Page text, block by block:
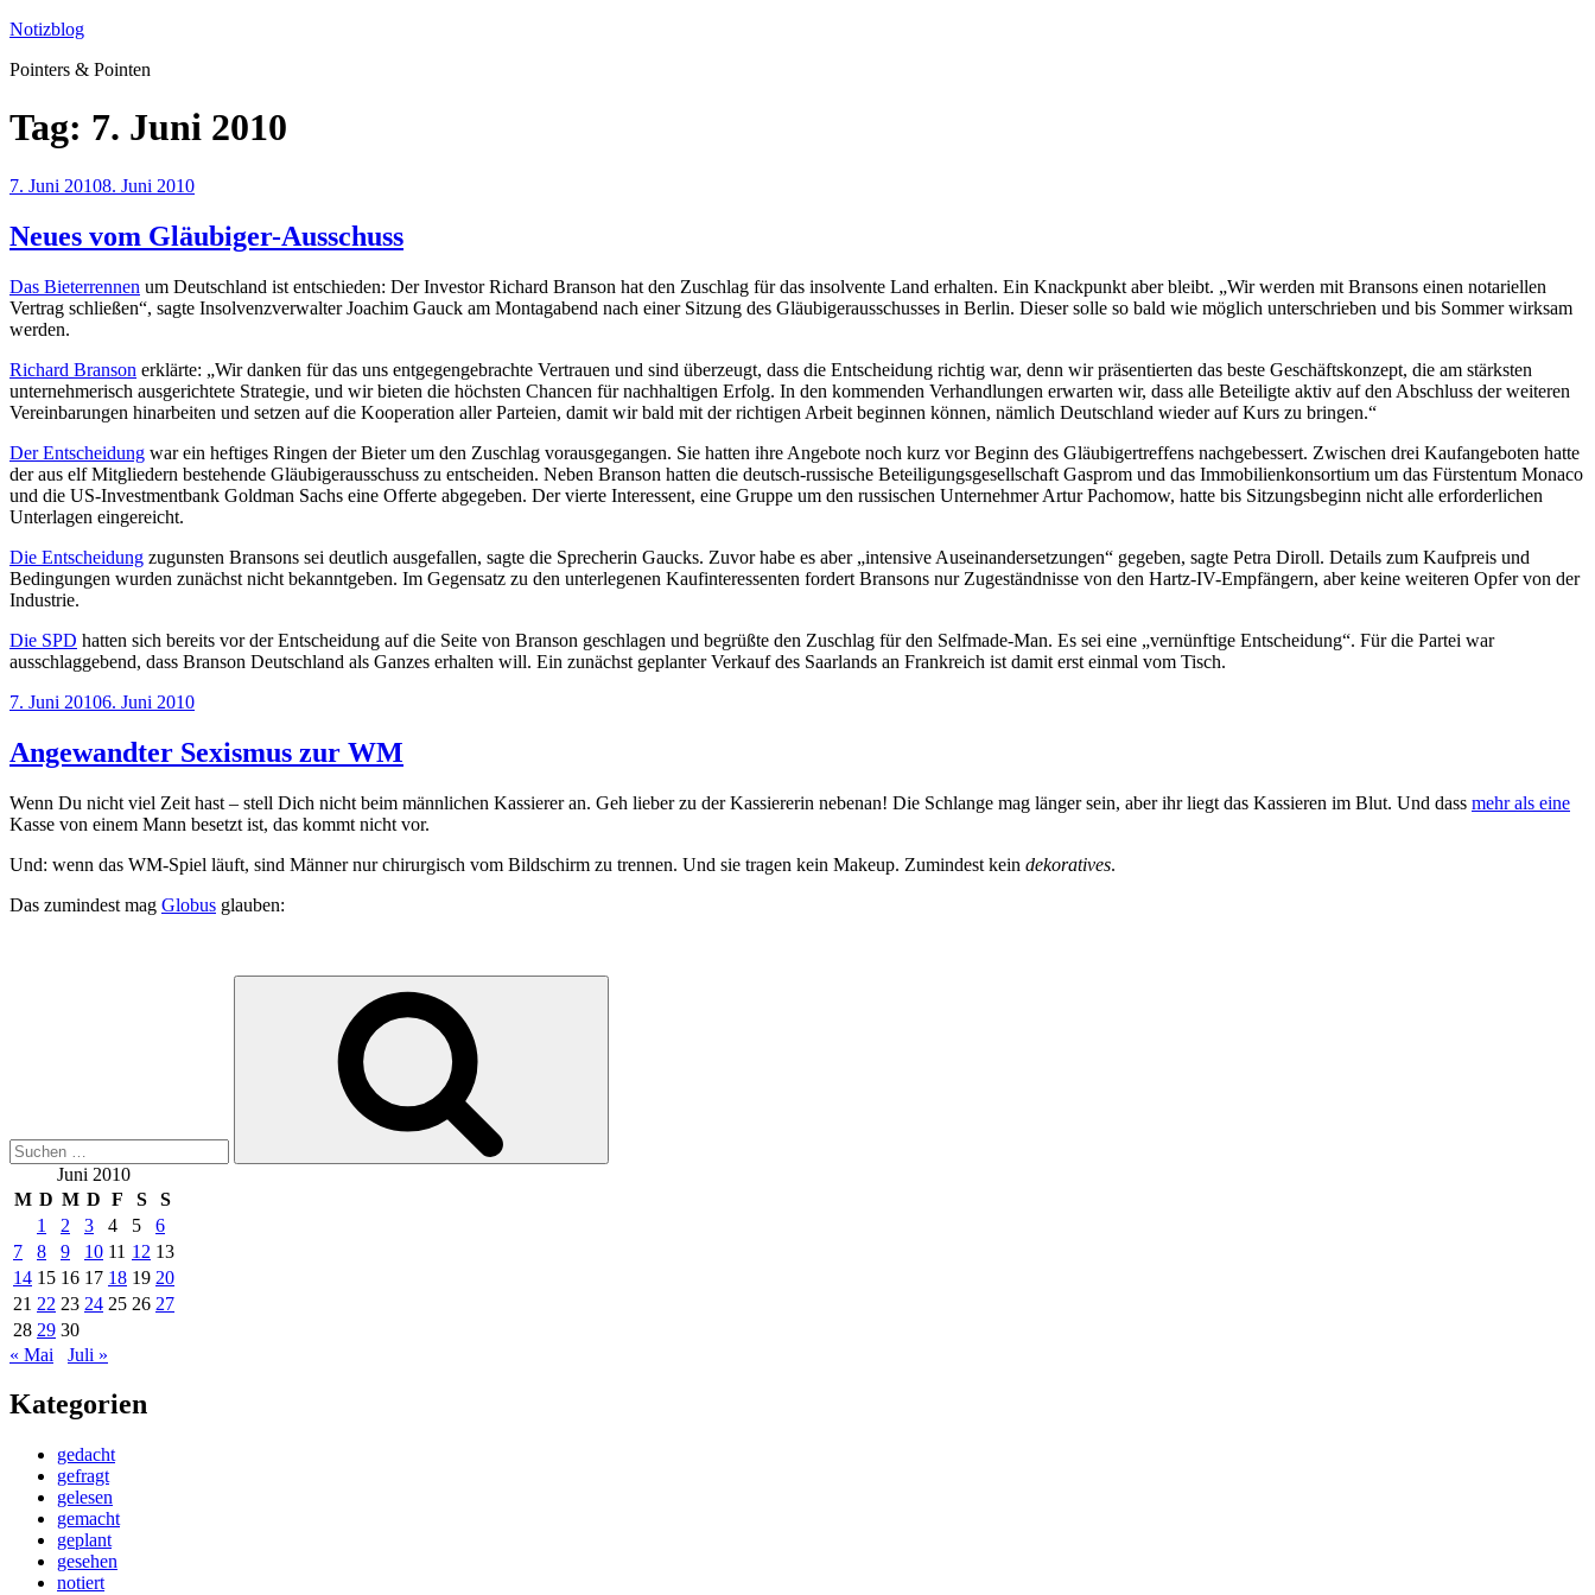
Zum
springen
Notizblog
Pointers & Pointen
Tag: 7. Juni 2010
Veröffentlicht
7. Juni 20108. Juni 2010
Neues vom Gläubiger-Ausschuss
Das Bieterrennen um Deutschland ist entschieden: Der Investor Richard Branson hat den Zuschlag für das insolvente Land erhalten. Ein Knackpunkt aber bleibt. „Wir werden mit Bransons einen notariellen
Vertrag schließen“, sagte Insolvenzverwalter Joachim Gauck am Montagabend nach einer Sitzung des Gläubigerausschusses in Berlin. Dieser solle so bald wie möglich unterschrieben und bis Sommer wirksam
werden.
Richard Branson erklärte: „Wir danken für das uns entgegengebrachte Vertrauen und sind überzeugt, dass die Entscheidung richtig war, denn wir präsentierten das beste Geschäftskonzept, die am stärksten
unternehmerisch ausgerichtete Strategie, und wir bieten die höchsten Chancen für nachhaltigen Erfolg. In den kommenden Verhandlungen erwarten wir, dass alle Beteiligte aktiv auf den Abschluss der weiteren
Vereinbarungen hinarbeiten und setzen auf die Kooperation aller Parteien, damit wir bald mit der richtigen Arbeit beginnen können, nämlich Deutschland wieder auf Kurs zu bringen.“
Der Entscheidung war ein heftiges Ringen der Bieter um den Zuschlag vorausgegangen. Sie hatten ihre Angebote noch kurz vor Beginn des Gläubigertreffens nachgebessert. Zwischen drei Kaufangeboten hatte
der aus elf Mitgliedern bestehende Gläubigerausschuss zu entscheiden. Neben Branson hatten die deutsch-russische Beteiligungsgesellschaft Gasprom und das Immobilienkonsortium um das Fürstentum Monaco
und die US-Investmentbank Goldman Sachs eine Offerte abgegeben. Der vierte Interessent, eine Gruppe um den russischen Unternehmer Artur Pachomow, hatte bis Sitzungsbeginn nicht alle erforderlichen
Unterlagen eingereicht.
Die Entscheidung zugunsten Bransons sei deutlich ausgefallen, sagte die Sprecherin Gaucks. Zuvor habe es aber „intensive Auseinandersetzungen“ gegeben, sagte Petra Diroll. Details zum Kaufpreis und
Bedingungen wurden zunächst nicht bekanntgeben. Im Gegensatz zu den unterlegenen Kaufinteressenten fordert Bransons nur Zugeständnisse von den Hartz-IV-Empfängern, aber keine weiteren Opfer von der
Industrie.
Die SPD hatten sich bereits vor der Entscheidung auf die Seite von Branson geschlagen und begrüßte den Zuschlag für den Selfmade-Man. Es sei eine „vernünftige Entscheidung“. Für die Partei war
ausschlaggebend, dass Branson Deutschland als Ganzes erhalten will. Ein zunächst geplanter Verkauf des Saarlands an Frankreich ist damit erst einmal vom Tisch.
Veröffentlicht
7. Juni 20106. Juni 2010
Angewandter Sexismus zur WM
Wenn Du nicht viel Zeit hast – stell Dich nicht beim männlichen Kassierer an. Geh lieber zu der Kassiererin nebenan! Die Schlange mag länger sein, aber ihr liegt das Kassieren im Blut. Und dass mehr als eine
Kasse von einem Mann besetzt ist, das kommt nicht vor.
Und: wenn das WM-Spiel läuft, sind Männer nur chirurgisch vom Bildschirm zu trennen. Und sie tragen kein Makeup. Zumindest kein dekoratives.
Das zumindest mag Globus glauben:
Juni 2010
M D M D F S
S
1
2 3 4 5
6
7
8 9 10 11 12 13
14 15 16 17 18 19 20
21 22 23 24 25 26 27
28 29 30
« Mai
Juli »
Kategorien
gedacht
gefragt
gelesen
gemacht
geplant
gesehen
notiert